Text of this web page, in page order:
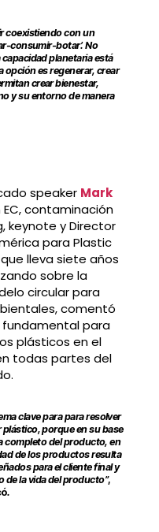
coexistiendo con un
consumir-botar’. No
planetaria está
opción es regenerar, crear
crear bienestar,
y su entorno de manera
speaker Mark
contaminación
keynote y Director
para Plastic
lleva siete años
sobre la
circular para
comentó
fundamental para
plásticos en el
todas partes del
clave para para resolver
porque en su base
completo del producto, en
de los productos resulta
para el cliente final y
de la vida del producto”,
.